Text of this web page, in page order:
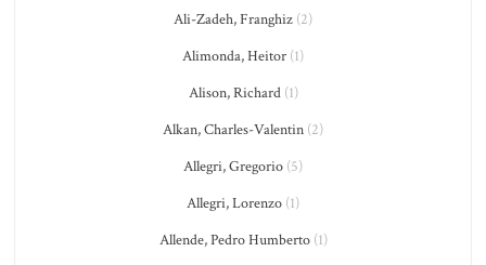
Ali-Zadeh, Franghiz (2)
Alimonda, Heitor (1)
Alison, Richard(1)
Alkan, Charles-Valentin (2)
Allegri, Gregorio (5)
Allegri, Lorenzo (1)
Allende, Pedro Humberto(1)